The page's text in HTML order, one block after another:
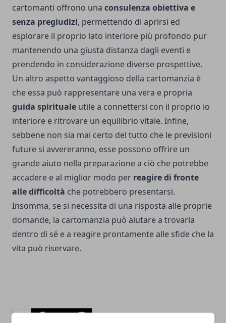
cartomanti offrono una consulenza obiettiva e
senza pregiudizi, permettendo di aprirsi ed
esplorare il proprio lato interiore più profondo pur
mantenendo una giusta distanza dagli eventi e
prendendo in considerazione diverse prospettive.
Un altro aspetto vantaggioso della cartomanzia è
che essa può rappresentare una vera e propria
guida spirituale utile a connettersi con il proprio io
interiore e ritrovare un equilibrio vitale. Infine,
sebbene non sia mai certo del tutto che le previsioni
future si avvereranno, esse possono offrire un
grande aiuto nella preparazione a ciò che potrebbe
accadere e al miglior modo per reagire di fronte
alle difficoltà che potrebbero presentarsi.
Insomma, se si necessita di una risposta alle proprie
domande, la cartomanzia può aiutare a trovarla
dentro di sé e a reagire prontamente alle sfide che la
vita può riservare.
Facebook
TwitterWhatsapp